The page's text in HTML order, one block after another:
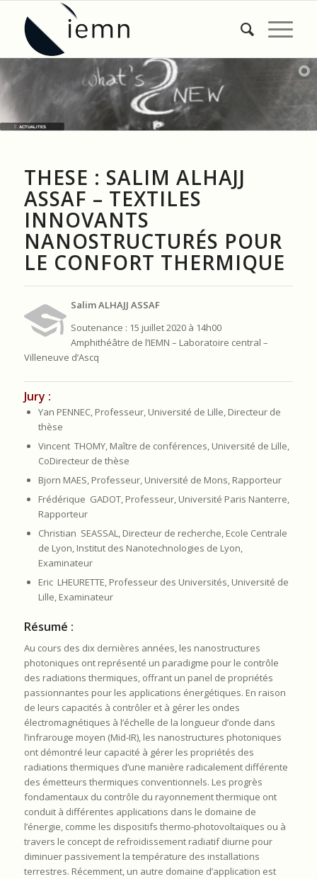
ACTUALITES
THESE : SALIM ALHAJJ
ASSAF – TEXTILES
INNOVANTS
NANOSTRUCTURÉS POUR
LE CONFORT THERMIQUE
Salim ALHAJJ ASSAF
Soutenance : 15 juillet 2020 à 14h00
Amphithéâtre de l’IEMN – Laboratoire central –
Villeneuve d’Ascq
Jury :
Yan PENNEC, Professeur, Université de Lille, Directeur de
thèse
Vincent THOMY, Maître de conférences, Université de Lille,
CoDirecteur de thèse
Bjorn MAES, Professeur, Université de Mons, Rapporteur
Frédérique GADOT, Professeur, Université Paris Nanterre,
Rapporteur
Christian SEASSAL, Directeur de recherche, Ecole Centrale
de Lyon, Institut des Nanotechnologies de Lyon,
Examinateur
Eric LHEURETTE, Professeur des Universités, Université de
Lille, Examinateur
Résumé :
Au cours des dix dernières années, les nanostructures
photoniques ont représenté un paradigme pour le contrôle
des radiations thermiques, offrant un panel de propriétés
passionnantes pour les applications énergétiques. En raison
de leurs capacités à contrôler et à gérer les ondes
électromagnétiques à l’échelle de la longueur d’onde dans
l’infrarouge moyen (Mid-IR), les nanostructures photoniques
ont démontré leur capacité à gérer les propriétés des
radiations thermiques d’une manière radicalement différente
des émetteurs thermiques conventionnels. Les progrès
fondamentaux du contrôle du rayonnement thermique ont
conduit à différentes applications dans le domaine de
l’énergie, comme les dispositifs thermo-photovoltaïques ou à
travers le concept de refroidissement radiatif diurne pour
diminuer passivement la température des installations
terrestres. Récemment, un autre domaine d’application est